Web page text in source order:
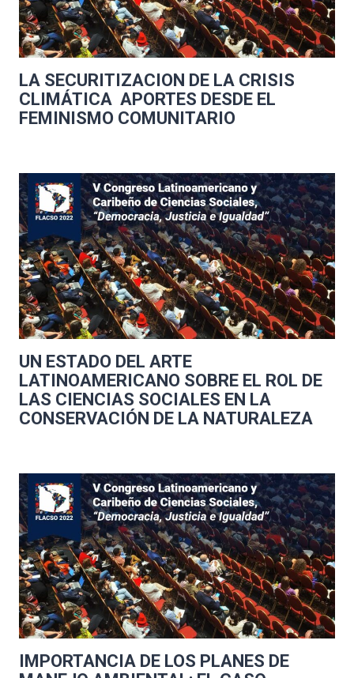
LA SECURITIZACION DE LA CRISIS
CLIMÁTICA  APORTES DESDE EL
FEMINISMO COMUNITARIO
UN ESTADO DEL ARTE
LATINOAMERICANO SOBRE EL ROL DE
LAS CIENCIAS SOCIALES EN LA
CONSERVACIÓN DE LA NATURALEZA
IMPORTANCIA DE LOS PLANES DE